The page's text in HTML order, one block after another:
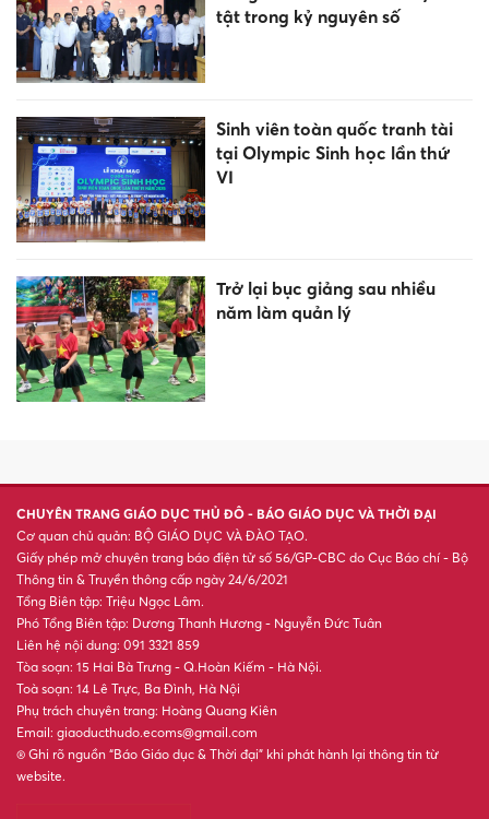
học 2026-2027
470 tiêu chuẩn quốc tế được
khuyến khích áp dụng, chuẩn
bị cho điện hạt nhân
ĐH Kinh tế Quốc dân trao
bằng tốt nghiệp Đại học chính
Sáp nhập, sắp xếp mạng lưới
đại học: Không chỉ là phép
cộng cơ học
lộc trời cho, giàu có bất ngờ